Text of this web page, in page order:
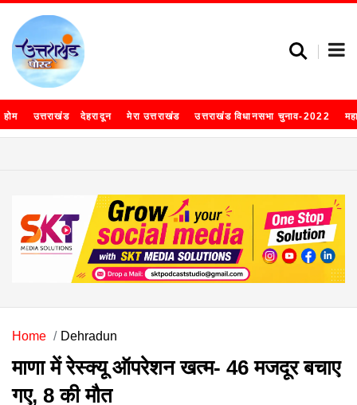
होम उत्तराखंड देहरादून मेरा उत्तराखंड उत्तराखंड विधानसभा चुनाव-2022
Home Dehradun
माणा में रेस्क्यू ऑपरेशन खत्म- 46 मजदूर बचाए
गए, 8 की मौत